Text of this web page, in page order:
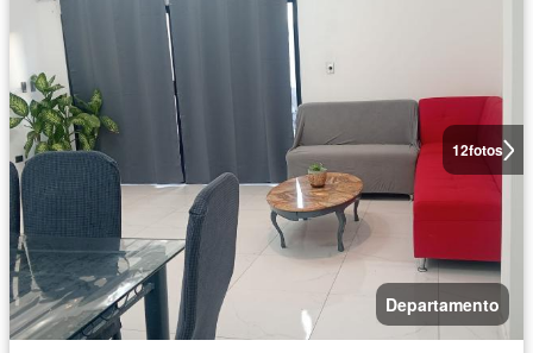
12fotos
Departamento